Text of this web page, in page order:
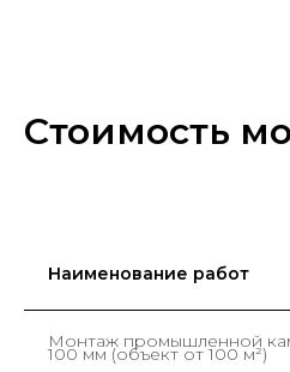
Стоимость
Наименование работ
Монтаж промышленной
100 мм (объект от 100 м²)